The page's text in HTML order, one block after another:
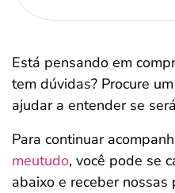
Está pensando em
tem dúvidas? Procure
ajudar a entender se
Para continuar
meutudo, você pode se
abaixo e receber